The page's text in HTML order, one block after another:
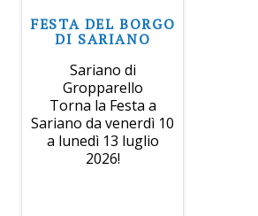
FESTA DEL BORGO
DI SARIANO
Sariano di
Gropparello
Torna la Festa a
Sariano da venerdì 10
a lunedì 13 luglio
2026!